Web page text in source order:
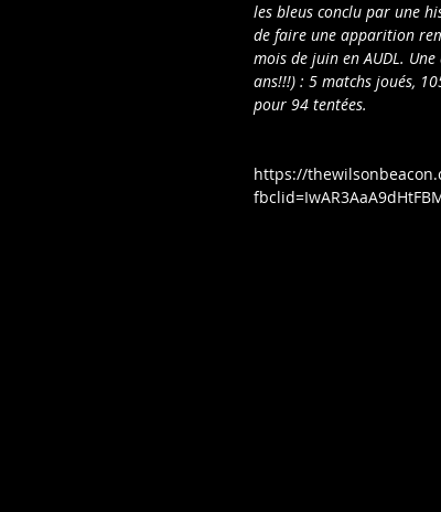
les bleus conclu par une
de faire une apparition
mois de juin en AUDL.
ans!!!) : 5 matchs joués,
pour 94 tentées.
https://